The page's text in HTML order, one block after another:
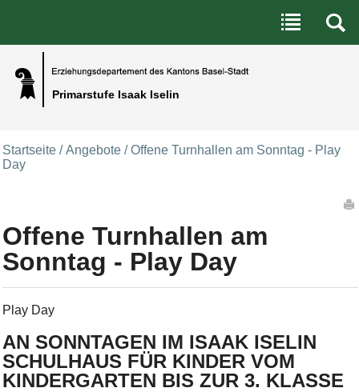
Primarstufe Isaak Iselin
Benutzerspezifische Werkzeuge
Direkt zum Inhalt|Direkt zur Navigation
Startseite /Angebote /Offene Turnhallen am Sonntag - Play
Day
Offene Turnhallen am
Sonntag - Play Day
Play Day
AN SONNTAGEN IM ISAAK ISELIN
SCHULHAUS FÜR KINDER VOM
KINDERGARTEN BIS ZUR 3. KLASSE